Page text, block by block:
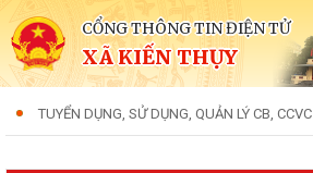
CỔNG THÔNG TIN ĐIỆN TỬ
XÃ KIẾN THỤY
TUYỂN DỤNG, SỬ DỤNG, QUẢN LÝ CB, CCVC